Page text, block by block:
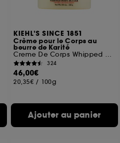
KIEHL'S SINCE 1851
Crème pour le Corps au
beurre de Karité
Creme De Corps Whipped Body Butter
324
46,00€
20,35€ / 100g
Ajouter au panier